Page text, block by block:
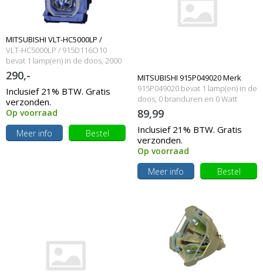
MITSUBISHI VLT-HC5000LP /
915D116O10 Originele lamp met
behuizing
VLT-HC5000LP / 915D116O10
bevat 1 lamp(en) in de doos, 2000
branduren en 160 Watt
290,-
Inclusief 21% BTW. Gratis
verzonden.
Op voorraad
Meer info
Bestel
MITSUBISHI 915P049020 Merk
lamp met behuizing
915P049020 bevat 1 lamp(en) in de
doos, 0 branduren en 0 Watt
89,99
Inclusief 21% BTW. Gratis
verzonden.
Op voorraad
Meer info
Bestel